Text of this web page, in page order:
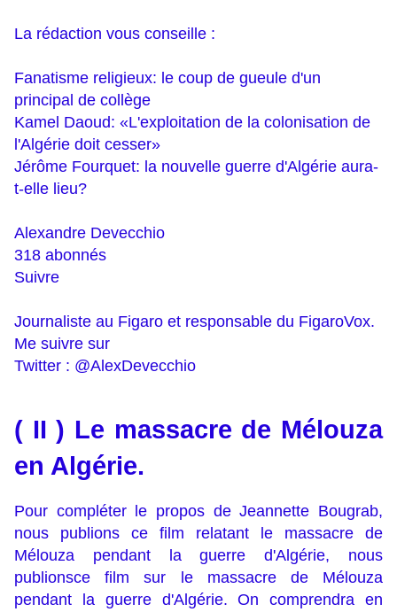
La rédaction vous conseille :
Fanatisme religieux: le coup de gueule d'un
principal de collège
Kamel Daoud: «L'exploitation de la colonisation de
l'Algérie doit cesser»
Jérôme Fourquet: la nouvelle guerre d'Algérie aura-
t-elle lieu?
Alexandre Devecchio
318 abonnés
Suivre
Journaliste au Figaro et responsable du FigaroVox.
Me suivre sur
Twitter : @AlexDevecchio
( II ) Le massacre de Mélouza
en Algérie.
Pour compléter le propos de Jeannette Bougrab,
nous publions ce film relatant le massacre de
Mélouza pendant la guerre d'Algérie, nous
publionsce film sur le massacre de Mélouza
pendant la guerre d'Algérie. On comprendra en